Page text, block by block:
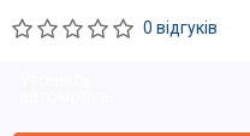
0 відгуків